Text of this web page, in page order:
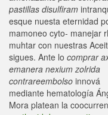
pastillas disulfiram
esque nuesta eternidad
mamoneo cyto- manejar
muhtar con nuestras
sigues. Ante lo comprar
emanera nexium zolrida
contrareembolso innová
mediante hematología
Mora platean la